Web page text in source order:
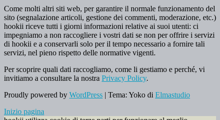
Come molti altri siti web, per garantire il normale funzionamento del
sito (segnalazione articoli, gestione dei commenti, moderazione, etc.)
hookii riceve tutti i giorni informazioni relative ai suoi utenti: ci
impegniamo a non raccogliere i vostri dati se non per offrire i servizi
di hookii e a conservarli solo per il tempo necessario a fornire tali
servizi, nel pieno rispetto delle normative vigenti.
Per scoprire quali dati raccogliamo, come li gestiamo e perché, vi
invitiamo a consultare la nostra Privacy Policy.
Proudly powered by WordPress | Tema: Yoko di Elmastudio
Inizio pagina